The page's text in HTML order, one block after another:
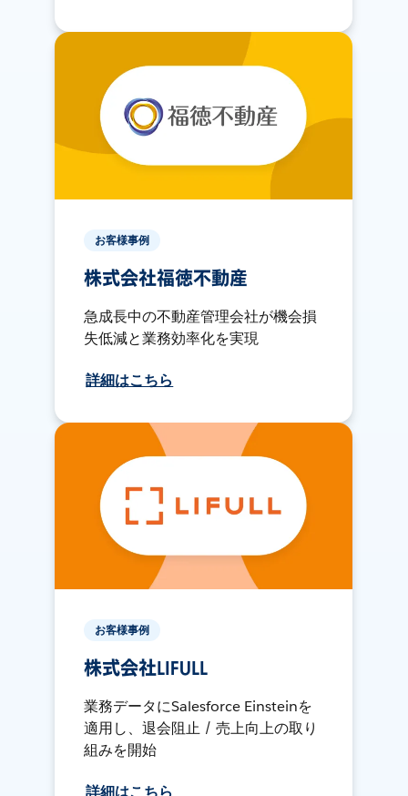
お客様事例
株式会社福徳不動産
急成長中の不動産管理会社が機会損
失低減と業務効率化を実現
詳細はこちら
お客様事例
株式会社LIFULL
業務データにSalesforce Einsteinを
適用し、退会阻止 / 売上向上の取り
組みを開始